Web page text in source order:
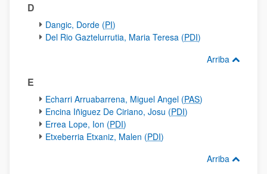
D
Dangic, Dorde (PI)
Del Rio Gaztelurrutia, Maria Teresa (PDI)
Arriba
E
Echarri Arruabarrena, Miguel Angel (PAS)
Encina Iñiguez De Ciriano, Josu (PDI)
Errea Lope, Ion (PDI)
Etxeberria Etxaniz, Malen (PDI)
Arriba